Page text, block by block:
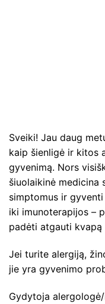
Sveiki! Jau daug
kaip šienligė ir kitos
gyvenimą. Nors
šiuolaikinė medicina
simptomus ir
iki imunoterapijos –
padėti atgauti
Jei turite alergiją,
jie yra gyvenimo
Gydytoja